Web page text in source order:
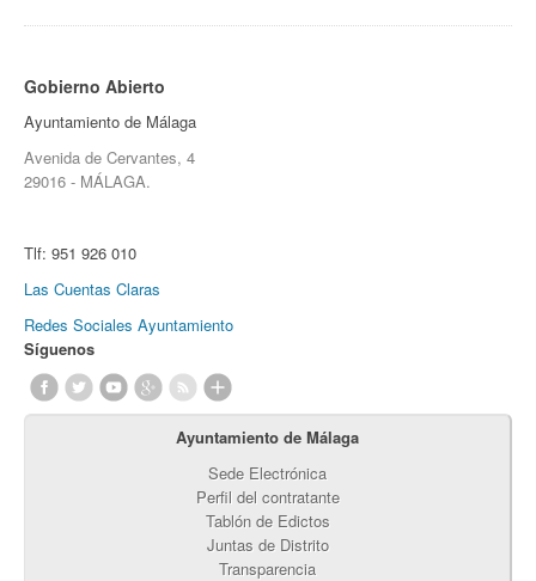
Gobierno Abierto
Ayuntamiento de Málaga
Avenida de Cervantes, 4
29016 - MÁLAGA.
Tlf: 951 926 010
Las Cuentas Claras
Redes Sociales Ayuntamiento
Síguenos
Ayuntamiento de Málaga
Sede Electrónica
Perfil del contratante
Tablón de Edictos
Juntas de Distrito
Transparencia